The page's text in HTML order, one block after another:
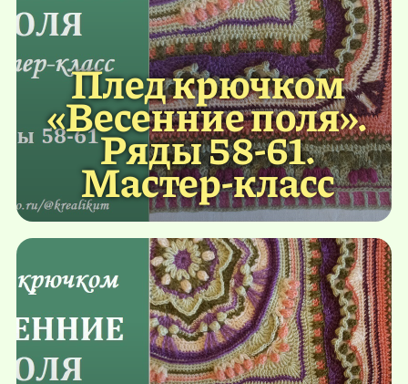
Плед крючком
«Весенние поля».
Ряды 58-61.
Мастер-класс